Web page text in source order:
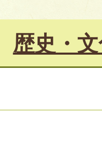
歴史・